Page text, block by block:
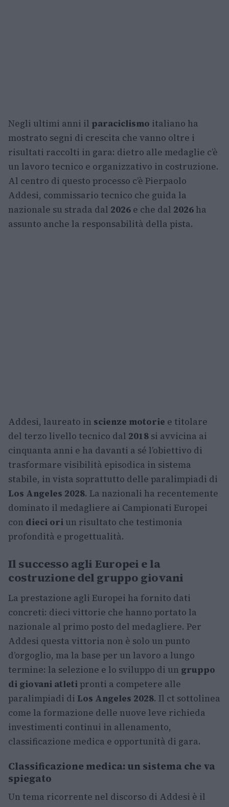
Negli ultimi anni il paraciclismo italiano ha
mostrato segni di crescita che vanno oltre i
risultati raccolti in gara: dietro alle medaglie c’è
un lavoro tecnico e organizzativo in costruzione.
Al centro di questo processo c’è Pierpaolo
Addesi, commissario tecnico che guida la
nazionale su strada dal 2026 e che dal 2026 ha
assunto anche la responsabilità della pista.
Addesi, laureato in scienze motorie e titolare
del terzo livello tecnico dal 2018 si avvicina ai
cinquanta anni e ha davanti a sé l’obiettivo di
trasformare visibilità episodica in sistema
stabile, in vista soprattutto delle paralimpiadi di
Los Angeles 2028. La nazionali ha recentemente
dominato il medagliere ai Campionati Europei
con dieci ori un risultato che testimonia
profondità e progettualità.
Il successo agli Europei e la
costruzione del gruppo giovani
La prestazione agli Europei ha fornito dati
concreti: dieci vittorie che hanno portato la
nazionale al primo posto del medagliere. Per
Addesi questa vittoria non è solo un punto
d’orgoglio, ma la base per un lavoro a lungo
termine: la selezione e lo sviluppo di un gruppo
di giovani atletipronti a competere alle
paralimpiadi di Los Angeles 2028. Il ct sottolinea
come la formazione delle nuove leve richieda
investimenti continui in allenamento,
classificazione medica e opportunità di gara.
Classificazione medica: un sistema che va
spiegato
Un tema ricorrente nel discorso di Addesi è il